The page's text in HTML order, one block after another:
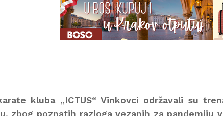
kluba „ICTUS“ Vinkovci održavali su
zbog poznatih razloga vezanih za pandemiju